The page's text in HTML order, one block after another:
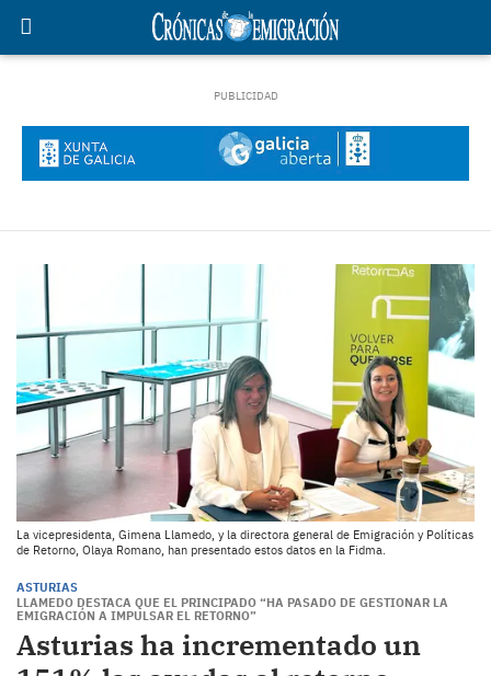
La vicepresidenta, Gimena Llamedo, y la directora general de Emigración y Políticas
de Retorno, Olaya Romano, han presentado estos datos en la Fidma.
ASTURIAS
LLAMEDO DESTACA QUE EL PRINCIPADO “HA PASADO DE GESTIONAR LA
EMIGRACIÓN A IMPULSAR EL RETORNO”
Asturias ha incrementado un